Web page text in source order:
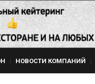
НОВОСТИ КОМПАНИЙ